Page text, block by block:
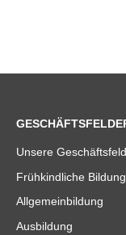
Unsere
Frühkindliche Bildung
Allgemeinbildung
Ausbildung